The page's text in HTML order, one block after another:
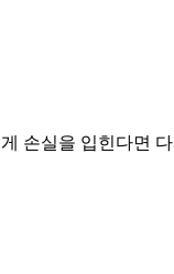
손실을 입힌다면